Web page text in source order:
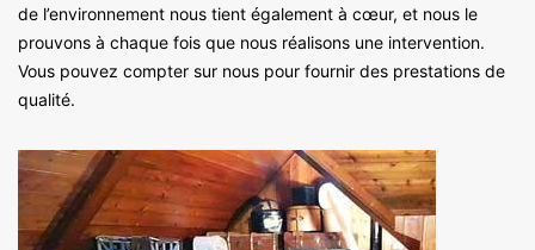
de l’environnement nous tient également à cœur, et nous le
prouvons à chaque fois que nous réalisons une intervention.
Vous pouvez compter sur nous pour fournir des prestations de
qualité.